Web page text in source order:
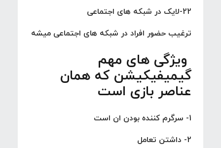
22-لایک در شبکه های اجتماعی
ترغیب حضور افراد در شبکه های اجتماعی میشه
ویژگی های مهم
گیمیفیکیشن که همان
عناصر بازی است
1- سرگرم کننده بودن ان است
2- داشتن تعامل